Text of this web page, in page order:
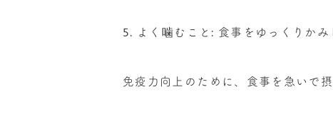
5. よく噛むこと: 食事をゆっくりか
免疫力向上のために、食事を急いで